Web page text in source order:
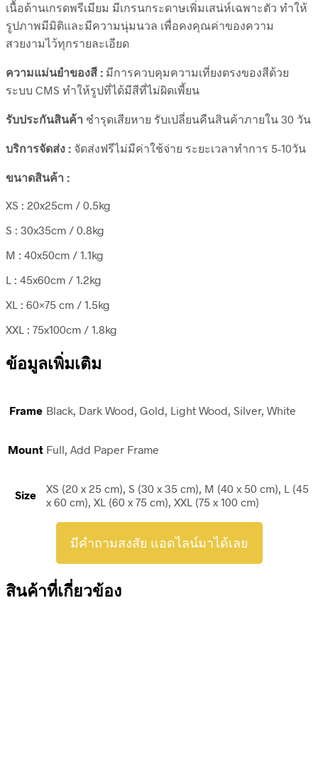
เนื้อด้านเกรดพรีเมียม มีเกรนกระดาษเพิ่มเสน่ห์เฉพาะตัว ทำให้
รูปภาพมีมิติและมีความนุ่มนวล เพื่อคงคุณค่าของความ
สวยงามไว้ทุกรายละเอียด
ความแม่นยำของสี : มีการควบคุมความเที่ยงตรงของสีด้วย
ระบบ CMS ทำให้รูปที่ได้มีสีที่ไม่ผิดเพี้ยน
รับประกันสินค้า ชำรุดเสียหาย รับเปลี่ยนคืนสินค้าภายใน 30 วัน
บริการจัดส่ง : จัดส่งฟรีไม่มีค่าใช้จ่าย ระยะเวลาทำการ 5-10วัน
ขนาดสินค้า :
XS : 20x25cm / 0.5kg
S : 30x35cm / 0.8kg
M : 40x50cm / 1.1kg
L : 45x60cm / 1.2kg
XL : 60×75 cm / 1.5kg
XXL : 75x100cm / 1.8kg
ข้อมูลเพิ่มเติม
Frame Black, Dark Wood, Gold, Light Wood, Silver, White
Mount Full, Add Paper Frame
Size
XS (20 x 25 cm), S (30 x 35 cm), M (40 x 50 cm), L (45
x 60 cm), XL (60 x 75 cm), XXL (75 x 100 cm)
มีคำถามสงสัย แอดไลน์มาได้เลย
สินค้าที่เกี่ยวข้อง